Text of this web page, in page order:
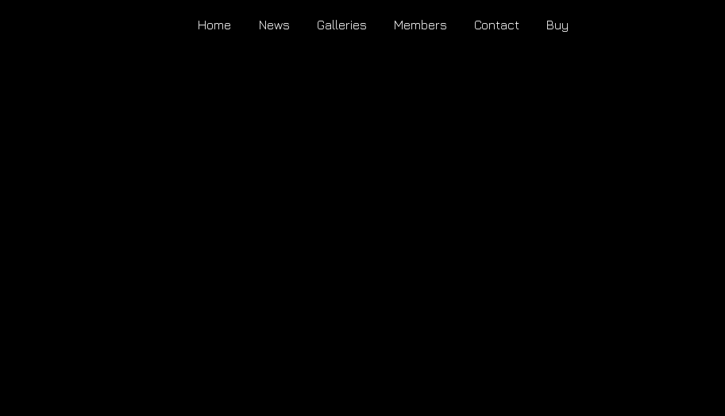
Home News Galleries Members Contact Buy